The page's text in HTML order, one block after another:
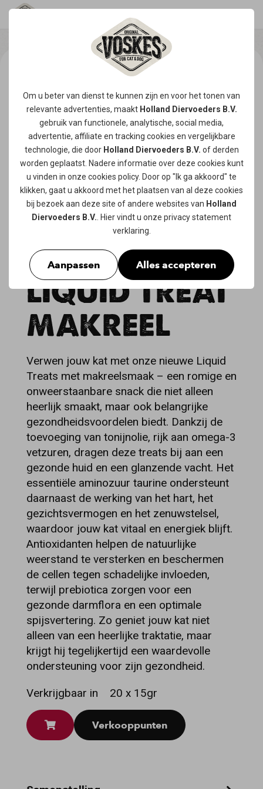
Om u beter van dienst te kunnen zijn en voor het tonen van
relevante advertenties, maakt Holland Diervoeders B.V.
gebruik van functionele, analytische, social media,
advertentie, affiliate en tracking cookies en vergelijkbare
technologie, die door Holland Diervoeders B.V. of derden
worden geplaatst. Nadere informatie over deze cookies kunt
u vinden in onze cookies policy. Door op "Ik ga akkoord" te
klikken, gaat u akkoord met het plaatsen van al deze cookies
bij bezoek aan deze site of andere websites van Holland
Diervoeders B.V. . Hier vindt u onze privacy statement
verklaring.
Aanpassen Alles accepteren
LIQUID TREAT
MAKREEL
Verwen jouw kat met onze nieuwe Liquid
Treats met makreelsmaak – een romige en
onweerstaanbare snack die niet alleen
heerlijk smaakt, maar ook belangrijke
gezondheidsvoordelen biedt. Dankzij de
toevoeging van tonijnolie, rijk aan omega-3
vetzuren, dragen deze treats bij aan een
gezonde huid en een glanzende vacht. Het
essentiële aminozuur taurine ondersteunt
daarnaast de werking van het hart, het
gezichtsvermogen en het zenuwstelsel,
waardoor jouw kat vitaal en energiek blijft.
Antioxidanten helpen de natuurlijke
weerstand te versterken en beschermen
de cellen tegen schadelijke invloeden,
terwijl prebiotica zorgen voor een
gezonde darmflora en een optimale
spijsvertering. Zo geniet jouw kat niet
alleen van een heerlijke traktatie, maar
krijgt hij tegelijkertijd een waardevolle
ondersteuning voor zijn gezondheid.
Verkrijgbaar in
20 x 15gr
Verkooppunten